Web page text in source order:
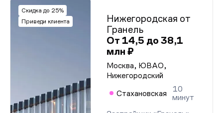
Скидка до 25%
Приведи клиента
Нижегородская от
Гранель
От 14,5 до 38,1
млн ₽
Москва, ЮВАО,
Нижегородский
Стахановская
10
минут